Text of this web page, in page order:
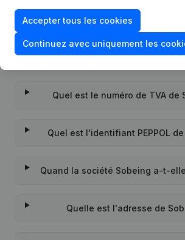
Quel est le numéro de TVA de
Quel est l'identifiant PEPPOL
Quand la société Sobeing a-t-
Quelle est l'adresse de
Accepter tous les cookies
Continuez avec uniquement les